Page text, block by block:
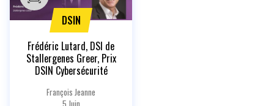
DSIN
Frédéric Lutard, DSI de
Stallergenes Greer, Prix
DSIN Cybersécurité
François Jeanne
5 Juin